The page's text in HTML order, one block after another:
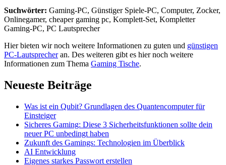
Suchwörter: Gaming-PC, Günstiger Spiele-PC, Computer, Zocker,
Onlinegamer, cheaper gaming pc, Komplett-Set, Kompletter
Gaming-PC, PC Lautsprecher
Hier bieten wir noch weitere Informationen zu guten und günstigen
PC-Lautsprecheran. Des weiteren gibt es hier noch weitere
Informationen zum Thema Gaming Tische.
Neueste Beiträge
Was ist ein Qubit? Grundlagen des Quantencomputer für
Einsteiger
Sicheres Gaming: Diese 3 Sicherheitsfunktionen sollte dein
neuer PC unbedingt haben
Zukunft des Gamings: Technologien im Überblick
AI Entwicklung
Eigenes starkes Passwort erstellen